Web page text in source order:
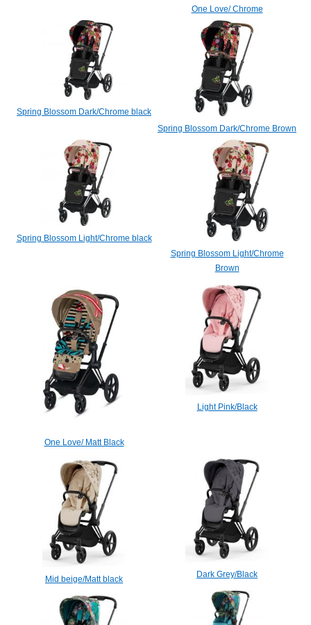
One Love/ Chrome
Spring Blossom Dark/Chrome black
Spring Blossom Dark/Chrome Brown
Spring Blossom Light/Chrome black
Spring Blossom Light/Chrome
Brown
One Love/ Matt Black
Light Pink/Black
Mid beige/Matt black Dark Grey/Black